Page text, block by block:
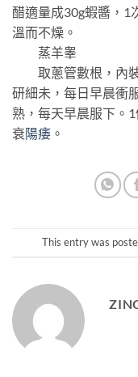
醋適量成30g蝦醬，1
溫而不燥。
蒸羊睾
取蔥管數根，內裝
研細未，每日早晨衝
熟，每天早晨服下。
衰陽痿 。
This entry was